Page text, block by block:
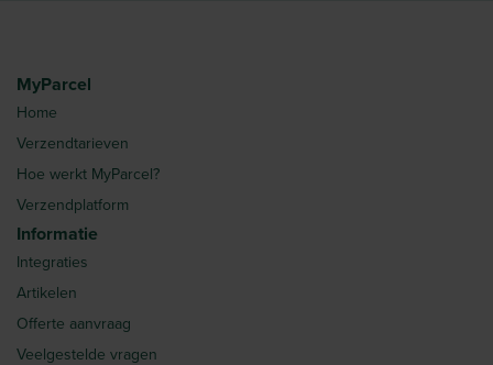
MyParcel
Home
Verzendtarieven
Hoe werkt MyParcel?
Verzendplatform
Informatie
Integraties
Artikelen
Offerte aanvraag
Veelgestelde vragen